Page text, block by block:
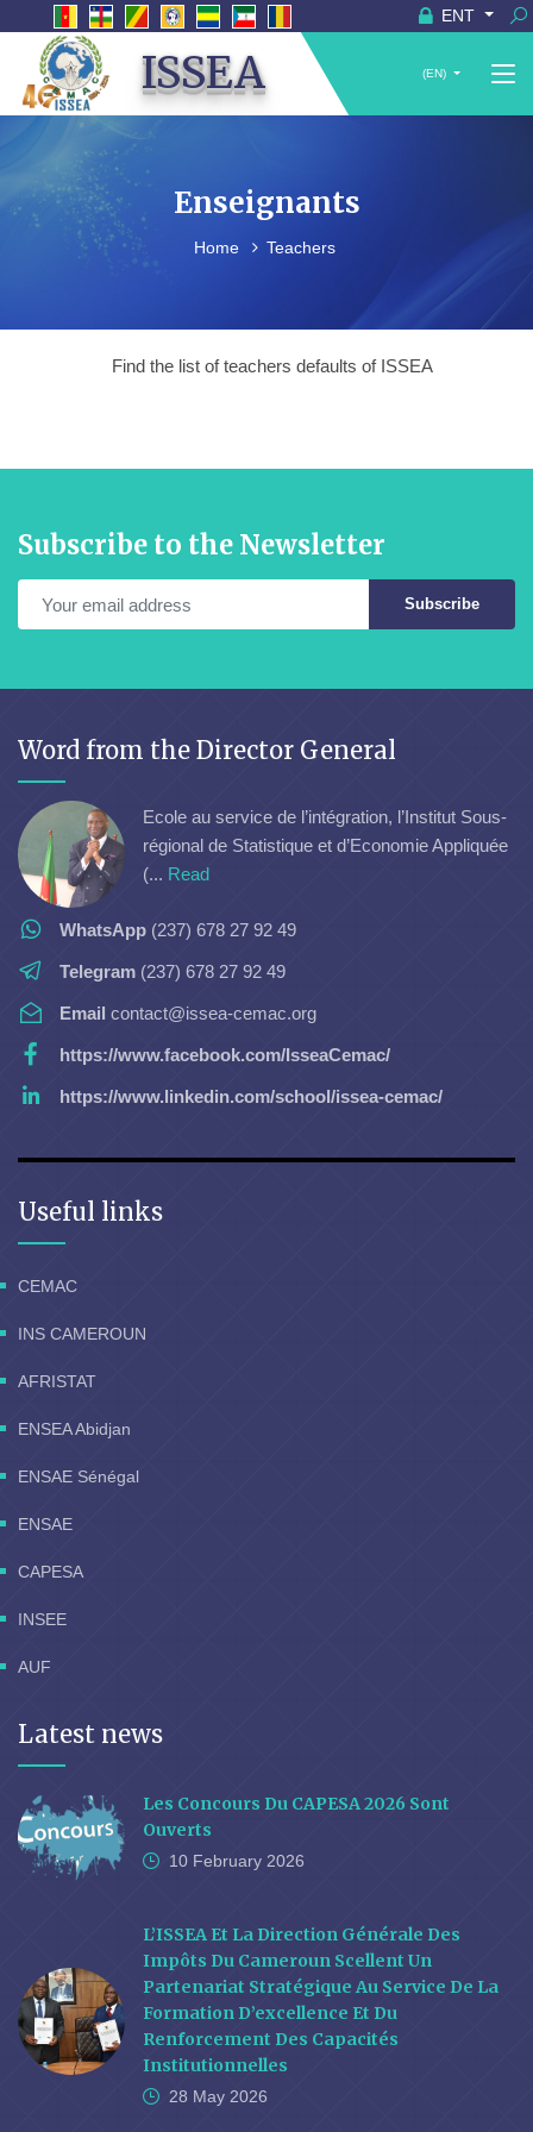
ENT
ISSEA (EN)
Enseignants
Home Teachers
Find the list of teachers defaults of ISSEA
Subscribe to the Newsletter
Subscribe
Word from the Director General
Ecole au service de l’intégration, l’Institut Sous-
régional de Statistique et d’Economie Appliquée
(... Read
WhatsApp (237) 678 27 92 49
Telegram (237) 678 27 92 49
Email contact@issea-cemac.org
https://www.facebook.com/IsseaCemac/
https://www.linkedin.com/school/issea-cemac/
Useful links
CEMAC
INS CAMEROUN
AFRISTAT
ENSEA Abidjan
ENSAE Sénégal
ENSAE
CAPESA
INSEE
AUF
Latest news
Les Concours Du CAPESA 2026 Sont
Ouverts
10 February 2026
L’ISSEA Et La Direction Générale Des
Impôts Du Cameroun Scellent Un
Partenariat Stratégique Au Service De La
Formation D’excellence Et Du
Renforcement Des Capacités
Institutionnelles
28 May 2026